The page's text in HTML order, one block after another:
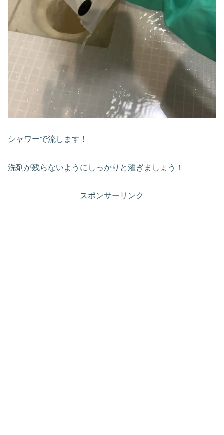
シャワーで流します！
洗剤が残らないようにしっかりと濯ぎましょう！
スポンサーリンク